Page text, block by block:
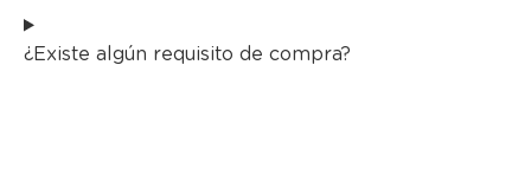
¿Existe algún requisito de compra?